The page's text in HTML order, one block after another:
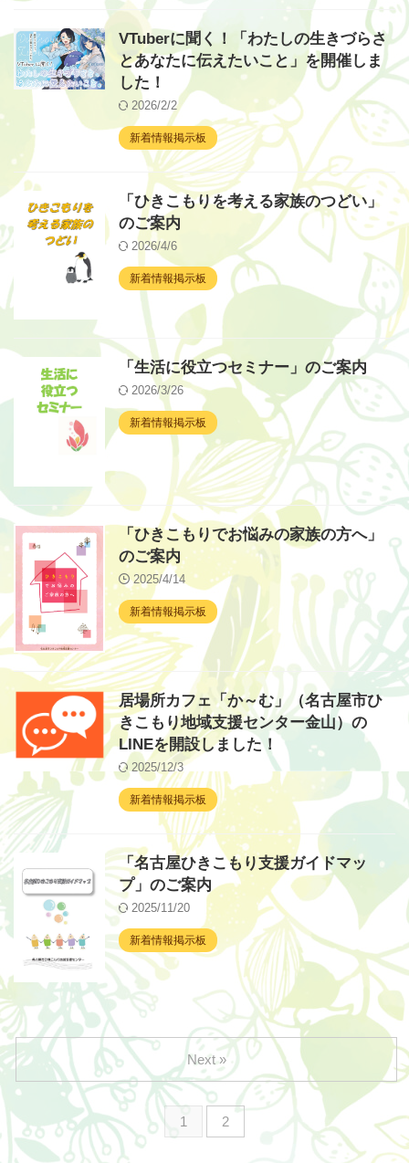
VTuberに聞く！「わたしの生きづらさ
とあなたに伝えたいこと」を開催しま
した！
2026/2/2
新着情報掲示板
「ひきこもりを考える家族のつどい」
のご案内
2026/4/6
新着情報掲示板
「生活に役立つセミナー」のご案内
2026/3/26
新着情報掲示板
「ひきこもりでお悩みの家族の方へ」
のご案内
2025/4/14
新着情報掲示板
居場所カフェ「か～む」（名古屋市ひ
きこもり地域支援センター金山）の
LINEを開設しました！
2025/12/3
新着情報掲示板
「名古屋ひきこもり支援ガイドマッ
プ」のご案内
2025/11/20
新着情報掲示板
1 2
Next »